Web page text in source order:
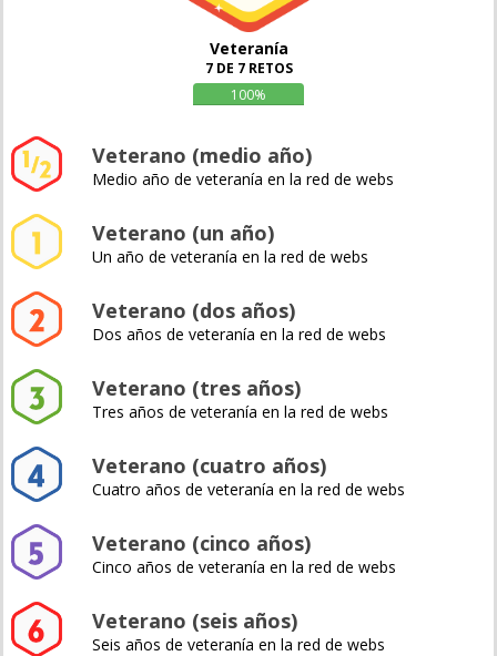
Veteranía
7 DE 7 RETOS
100%
Veterano (medio año)
Medio año de veteranía en la red de webs
Veterano (un año)
Un año de veteranía en la red de webs
Veterano (dos años)
Dos años de veteranía en la red de webs
Veterano (tres años)
Tres años de veteranía en la red de webs
Veterano (cuatro años)
Cuatro años de veteranía en la red de webs
Veterano (cinco años)
Cinco años de veteranía en la red de webs
Veterano (seis años)
Seis años de veteranía en la red de webs